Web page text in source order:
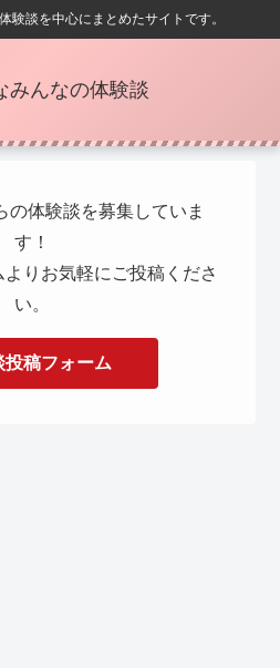
験談を中心にまとめたサイトです。
みんなの体験談
の体験談を募集していま
す！
りお気軽にご投稿くださ
い。
投稿フォーム